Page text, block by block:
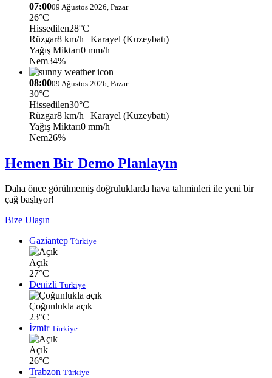
07:0009 Ağustos 2026, Pazar
26°C
Hissedilen28°C
Rüzgar8 km/h | Karayel (Kuzeybatı)
Yağış Miktarı0 mm/h
Nem34%
08:0009 Ağustos 2026, Pazar
30°C
Hissedilen30°C
Rüzgar8 km/h | Karayel (Kuzeybatı)
Yağış Miktarı0 mm/h
Nem26%
Hemen Bir Demo Planlayın
Daha önce görülmemiş doğruluklarda hava tahminleri ile yeni bir
çağ başlıyor!
Bize Ulaşın
Gaziantep Türkiye
Açık
27°C
Denizli Türkiye
Çoğunlukla açık
23°C
İzmir Türkiye
Açık
26°C
Trabzon Türkiye